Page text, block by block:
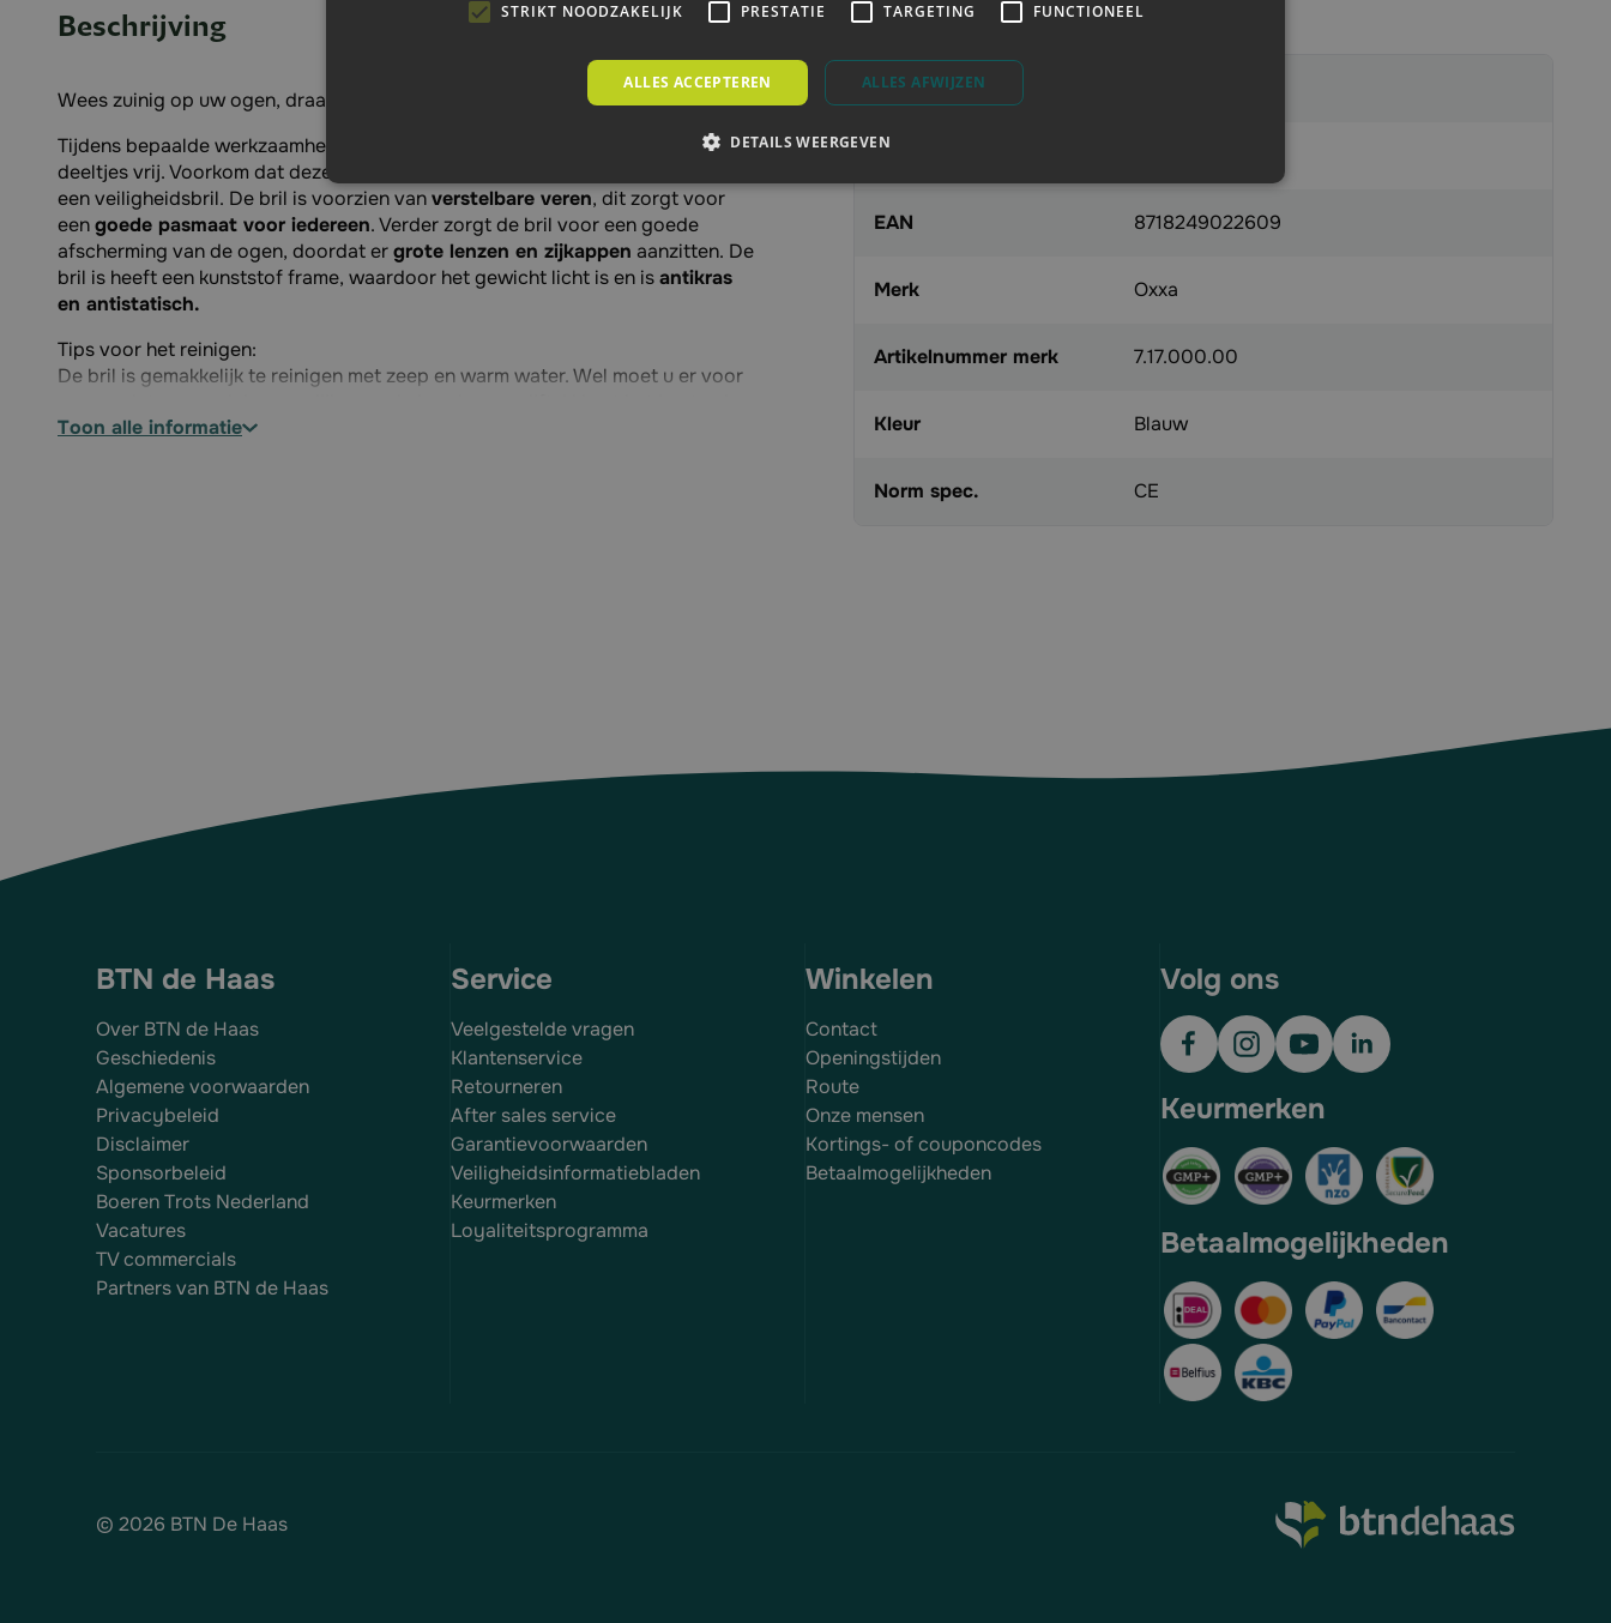
Beschrijving
Wees zuinig op uw ogen, draag een veiligheidbril.
Tijdens bepaalde werkzaamheden zoals slijpen, komen er wel eens losse
deeltjes vrij. Voorkom dat deze deeltjes in uw ogen terecht komen en draag
een veiligheidsbril. De bril is voorzien vanverstelbare veren, dit zorgt voor
eengoede pasmaat voor iedereen. Verder zorgt de bril voor een goede
afscherming van de ogen, doordat ergrote lenzen en zijkappen aanzitten. De
bril is heeft een kunststof frame, waardoor het gewicht licht is en isantikras
en antistatisch.
Tips voor het reinigen:
De bril is gemakkelijk te reinigen met zeep en warm water. Wel moet u er voor
deppend de bril droog maken.
toon alle informatie
Specificaties
Artikelnummer
Aanbieding
EAN 8718249022609
Merk Oxxa
Artikelnummer merk 7.17.000.00
Kleur Blauw
Norm spec. CE
BTN de Haas
Over BTN de Haas
Geschiedenis
Algemene voorwaarden
Privacybeleid
Disclaimer
Sponsorbeleid
Boeren Trots Nederland
Vacatures
TV commercials
Partners van BTN de Haas
Service
Veelgestelde vragen
Klantenservice
Retourneren
After sales service
Garantievoorwaarden
Veiligheidsinformatiebladen
Keurmerken
Loyaliteitsprogramma
Winkelen
Contact
Openingstijden
Route
Onze mensen
Kortings- of couponcodes
Betaalmogelijkheden
Volg ons
Keurmerken
Betaalmogelijkheden
© 2026 BTN De Haas
STRIKT NOODZAKELIJK PRESTATIE TARGETING FUNCTIONEEL
ALLES ACCEPTEREN ALLES AFWIJZEN
DETAILS WEERGEVEN